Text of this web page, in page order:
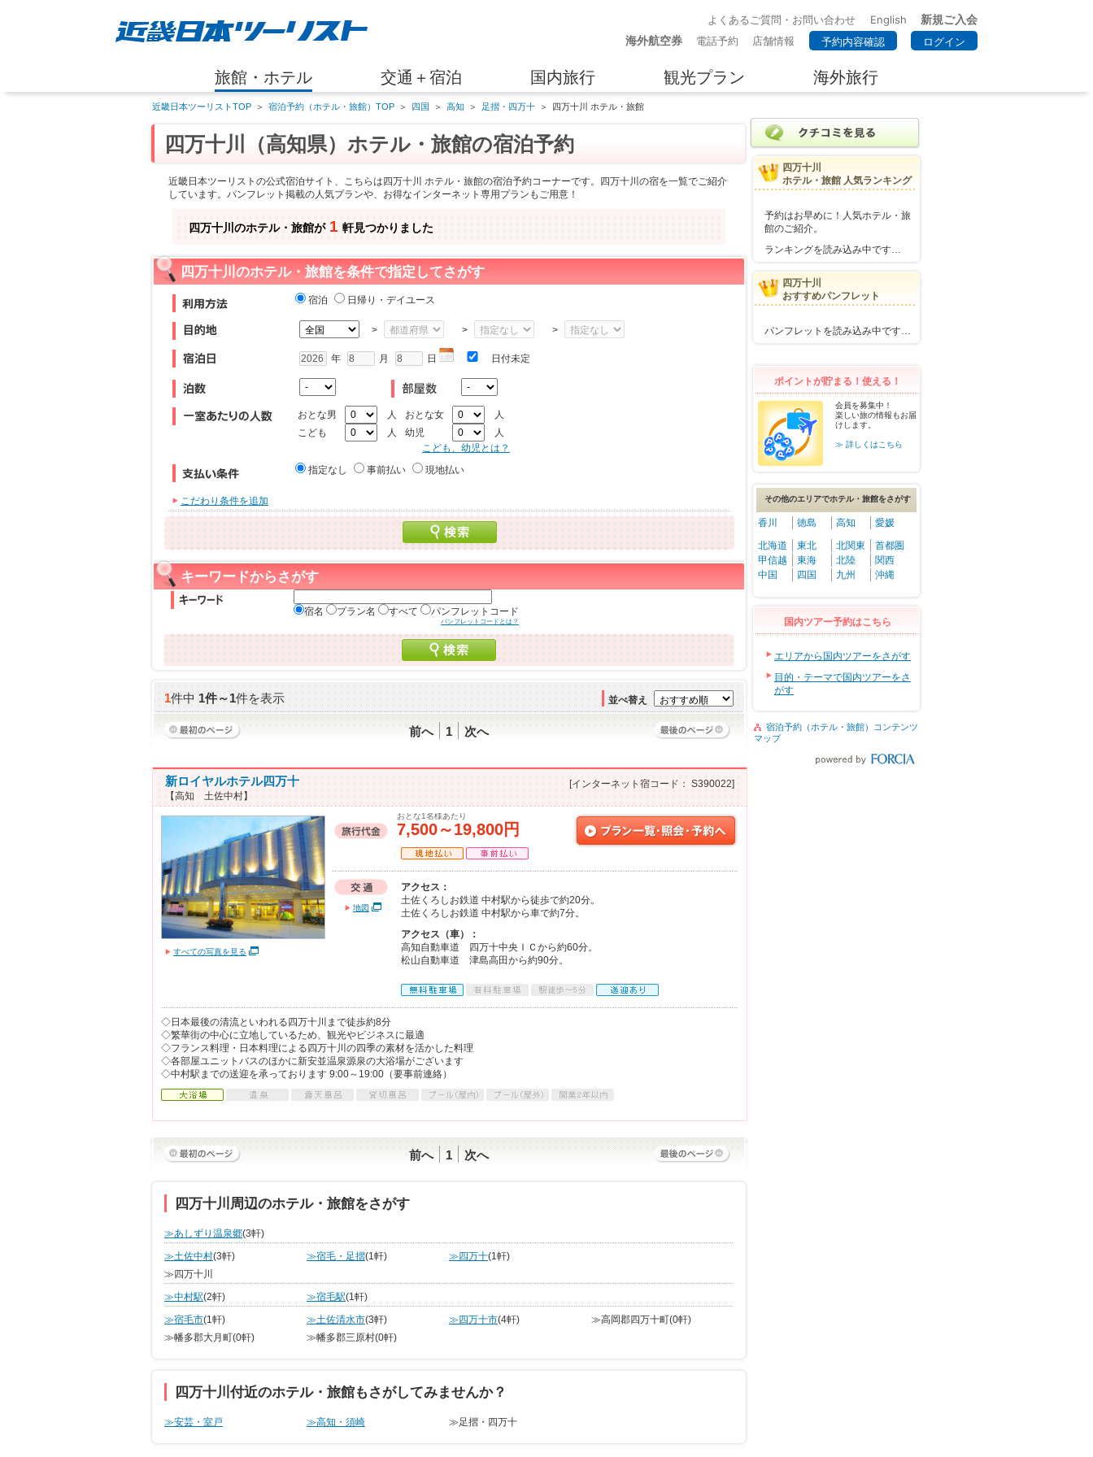
よくあるご質問・お問い合わせ English
新規ご入会
海外航空券
電話予約 店舗情報 予約内容確認 ログイン
旅館・ホテル 交通＋宿泊 国内旅行 観光プラン 海外旅行
近畿日本ツーリストTOP ＞ 宿泊予約（ホテル・旅館）TOP ＞ 四国 ＞ 高知 ＞ 足摺・四万十 ＞ 四万十川 ホテル・旅館
四万十川（高知県）ホテル・旅館の宿泊予約
近畿日本ツーリストの公式宿泊サイト、こちらは四万十川 ホテル・旅館の宿泊予約コーナーです。四万十川の宿を一覧でご紹介
しています。パンフレット掲載の人気プランや、お得なインターネット専用プランもご用意！
四万十川のホテル・旅館が 1 軒見つかりました
四万十川のホテル・旅館を条件で指定してさがす
宿泊 日帰り・デイユース
> > >
年 月 日 日付未定
おとな男 人 おとな女
人
こども
人 幼児
人
こども、幼児とは？
指定なし
事前払い 現地払い
こだわり条件を追加
キーワードからさがす
宿名 プラン名 すべて パンフレットコード
パンフレットコードとは？
1件中1件～1件を表示 並べ替え
前へ 1 次へ
新ロイヤルホテル四万十
【高知 土佐中村】
[インターネット宿コード： S390022]
すべての写真を見る
おとな1名様あたり
7,500～19,800円
地図
アクセス：
土佐くろしお鉄道 中村駅から徒歩で約20分。
土佐くろしお鉄道 中村駅から車で約7分。
アクセス（車）：
高知自動車道 四万十中央ＩＣから約60分。
松山自動車道 津島高田から約90分。
◇日本最後の清流といわれる四万十川まで徒歩約8分
◇繁華街の中心に立地しているため、観光やビジネスに最適
◇フランス料理・日本料理による四万十川の四季の素材を活かした料理
◇各部屋ユニットバスのほかに新安並温泉源泉の大浴場がございます
◇中村駅までの送迎を承っております 9:00～19:00（要事前連絡）
前へ 1 次へ
四万十川周辺のホテル・旅館をさがす
≫あしずり温泉郷(3軒)
≫土佐中村(3軒) ≫宿毛・足摺(1軒) ≫四万十(1軒)
≫四万十川
≫中村駅(2軒) ≫宿毛駅(1軒)
≫宿毛市(1軒) ≫土佐清水市(3軒) ≫四万十市(4軒) ≫高岡郡四万十町(0軒)
≫幡多郡大月町(0軒) ≫幡多郡三原村(0軒)
四万十川付近のホテル・旅館もさがしてみませんか？
≫安芸・室戸 ≫高知・須崎 ≫足摺・四万十
四万十川
ホテル・旅館 人気ランキング
予約はお早めに！人気ホテル・旅
館のご紹介。
ランキングを読み込み中です…
四万十川
おすすめパンフレット
パンフレットを読み込み中です…
ポイントが貯まる！使える！
会員を募集中！
楽しい旅の情報もお届
けします。
≫ 詳しくはこちら
その他のエリアでホテル・旅館をさがす
香川 徳島 高知
愛媛
北海道
東北 北関東
首都圏
甲信越
東海 北陸
関西
中国
四国 九州 沖縄
国内ツアー予約はこちら
エリアから国内ツアーをさがす
目的・テーマで国内ツアーをさ
がす
宿泊予約（ホテル・旅館）コンテンツ
マップ